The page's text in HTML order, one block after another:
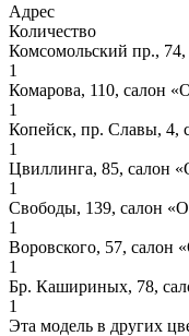
Адрес
Количество
Комсомольский пр.,
1
Комарова, 110, салон
1
Копейск, пр. Славы, 4,
1
Цвиллинга, 85, салон
1
Свободы, 139, салон
1
Воровского, 57, салон
1
Бр. Кашириных, 78,
1
Эта модель в других